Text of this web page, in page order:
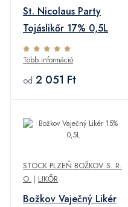
St. Nicolaus Party
Tojáslikőr 17% 0,5L
Több információ
od 2 051 Ft
STOCK PLZEŇ BOŽKOV S. R.
O. | LIKŐR
Božkov Vaječný Likér